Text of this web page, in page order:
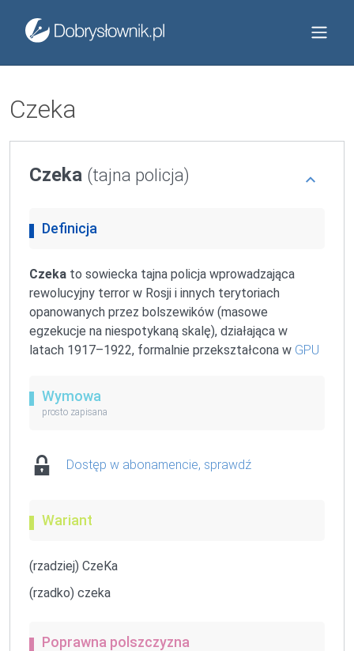
Czeka
Czeka (tajna policja)
Definicja
Czeka to sowiecka tajna policja wprowadzająca
rewolucyjny terror w Rosji i innych terytoriach
opanowanych przez bolszewików (masowe
egzekucje na niespotykaną skalę), działająca w
latach 1917–1922, formalnie przekształcona w GPU
Wymowa
prosto zapisana
Dostęp w abonamencie, sprawdź
Wariant
(rzadziej) CzeKa
(rzadko) czeka
Poprawna polszczyzna